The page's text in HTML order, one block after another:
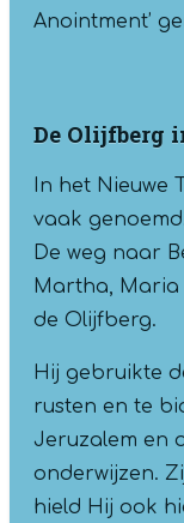
Anointment’
De Olijfberg
In het Nieuwe
vaak
De weg naar
Martha, Maria
de Olijfberg.
Hij gebruikte
rusten en te
Jeruzalem en
onderwijzen.
hield Hij ook